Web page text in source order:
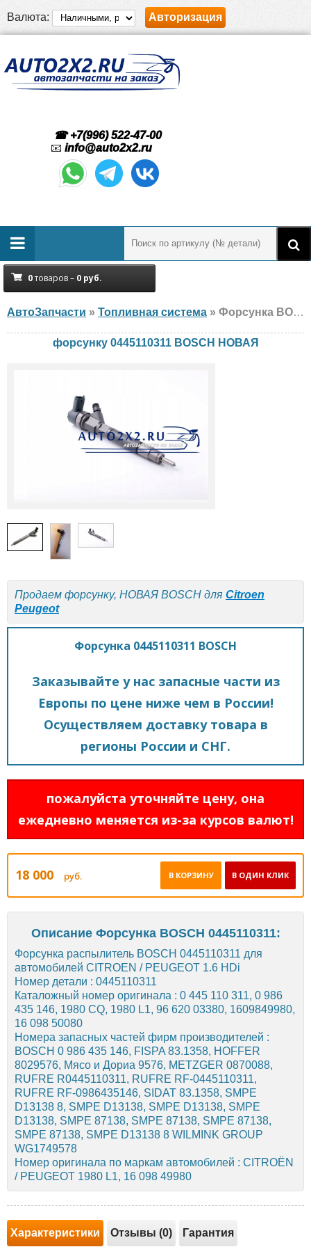
Валюта: Авторизация
☎ +7(996) 522-47-00
📧 info@auto2x2.ru
0товаров – 0 руб.
АвтоЗапчасти » Топливная система » Форсунка BOSCH 0445110311 Citroen, Peugeot, НОВАЯ
форсунку 0445110311 BOSCH НОВАЯ
Продаем форсунку, НОВАЯ BOSCH для Citroen
Peugeot
Форсунка 0445110311 BOSCH
Заказывайте у нас запасные части из
Европы по цене ниже чем в России!
Осуществляем доставку товара в
регионы России и СНГ.
пожалуйста уточняйте цену, она
ежедневно меняется из-за курсов валют!
18 000 руб. В ОДИН КЛИК
В КОРЗИНУ
Описание Форсунка BOSCH 0445110311:
Форсунка распылитель BOSCH 0445110311 для
автомобилей CITROEN / PEUGEOT 1.6 HDi
Номер детали : 0445110311
Каталожный номер оригинала : 0 445 110 311, 0 986
435 146, 1980 CQ, 1980 L1, 96 620 03380, 1609849980,
16 098 50080
Номера запасных частей фирм производителей :
BOSCH 0 986 435 146, FISPA 83.1358, HOFFER
8029576, Мясо и Дориа 9576, METZGER 0870088,
RUFRE R0445110311, RUFRE RF-0445110311,
RUFRE RF-0986435146, SIDAT 83.1358, SMPE
D13138 8, SMPE D13138, SMPE D13138, SMPE
D13138, SMPE 87138, SMPE 87138, SMPE 87138,
SMPE 87138, SMPE D13138 8 WILMINK GROUP
WG1749578
Номер оригинала по маркам автомобилей : CITROËN
/ PEUGEOT 1980 L1, 16 098 49980
Характеристики Отзывы (0) Гарантия